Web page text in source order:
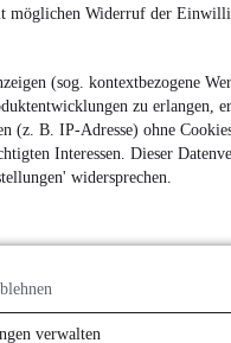
möglichen Widerruf der
(sog. kontextbezogene
zu erlangen,
(z. B. IP-Adresse) ohne
Interessen. Dieser
widersprechen.
verwalten